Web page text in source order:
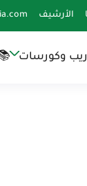
الأرشيف
وكورسات